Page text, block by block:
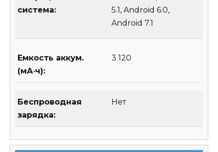
система:
5.1, Android 6.0,
Android 7.1
Емкость аккум.
(мА·ч):
3 120
Беспроводная
зарядка:
Нет